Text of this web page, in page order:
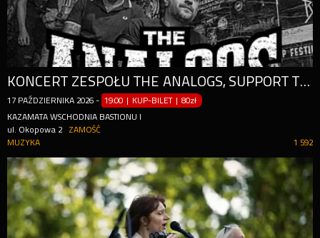
KONCERT ZESPOŁU THE ANALOGS, SUPPORT THE UNITED TEARS
17 PAŹDZIERNIKA 2026 - 19:00 | KUP-BILET |80zł
KAZAMATA WSCHODNIA BASTIONU I
ul. Okopowa 2
ZAMOŚĆ
1 592
MUZYKA